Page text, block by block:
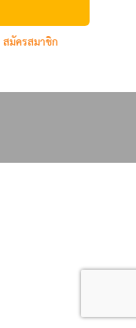
สมัครสมาชิก